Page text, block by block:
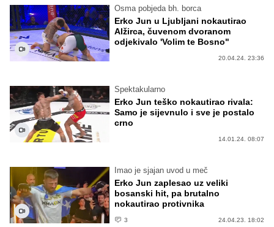
Osma pobjeda bh. borca
Erko Jun u Ljubljani nokautirao
Alžirca, čuvenom dvoranom
odjekivalo 'Volim te Bosno"
20.04.24. 23:36
Spektakularno
Erko Jun teško nokautirao rivala:
Samo je sijevnulo i sve je postalo
crno
14.01.24. 08:07
Imao je sjajan uvod u meč
Erko Jun zaplesao uz veliki
bosanski hit, pa brutalno
nokautirao protivnika
3 24.04.23. 18:02